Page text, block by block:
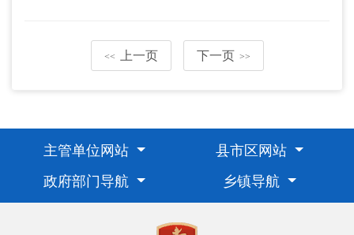
<< 上一页 下一页 >>
主管单位网站
县市区网站
政府部门导航
乡镇导航